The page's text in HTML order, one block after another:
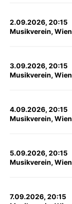
2.09.2026, 20:15
Musikverein, Wien
3.09.2026, 20:15
Musikverein, Wien
4.09.2026, 20:15
Musikverein, Wien
5.09.2026, 20:15
Musikverein, Wien
7.09.2026, 20:15